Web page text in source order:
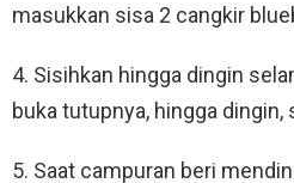
masukkan sisa 2 cangkir
4. Sisihkan hingga dingin
buka tutupnya, hingga dingin,
5. Saat campuran beri